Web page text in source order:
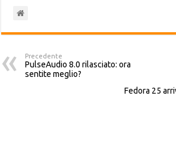
Precedente
PulseAudio 8.0 rilasciato: ora
sentite meglio?
Fedora 25